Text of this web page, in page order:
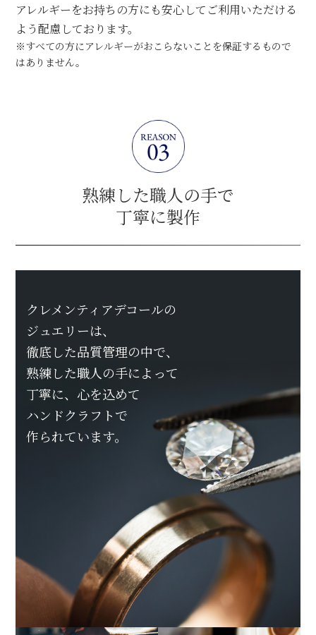
アレルギーをお持ちの方にも安心してご利用いただける
よう配慮しております。
※すべての方にアレルギーがおこらないことを保証するもので
はありません。
熟練した職人の手で
丁寧に製作
クレメンティアデコールの
ジュエリーは、
徹底した品質管理の中で、
熟練した職人の手によって
丁寧に、心を込めて
ハンドクラフトで
作られています。